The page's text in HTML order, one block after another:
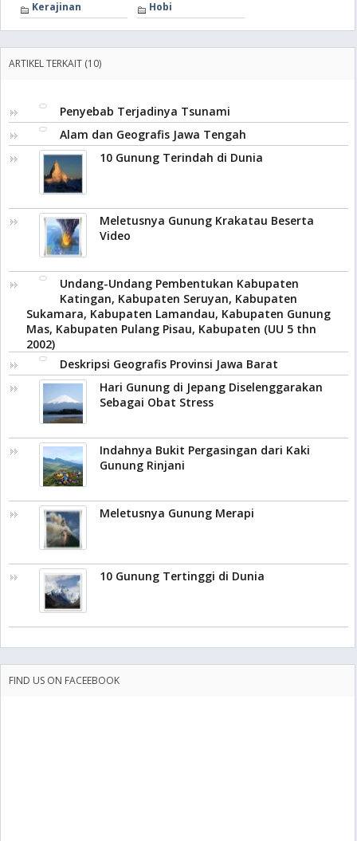
Kerajinan Hobi
ARTIKEL TERKAIT (10)
Penyebab Terjadinya Tsunami
Alam dan Geografis Jawa Tengah
10 Gunung Terindah di Dunia
Meletusnya Gunung Krakatau Beserta
Video
Undang-Undang Pembentukan Kabupaten
Katingan, Kabupaten Seruyan, Kabupaten
Sukamara, Kabupaten Lamandau, Kabupaten Gunung
Mas, Kabupaten Pulang Pisau, Kabupaten (UU 5 thn
2002)
Deskripsi Geografis Provinsi Jawa Barat
Hari Gunung di Jepang Diselenggarakan
Sebagai Obat Stress
Indahnya Bukit Pergasingan dari Kaki
Gunung Rinjani
Meletusnya Gunung Merapi
10 Gunung Tertinggi di Dunia
FIND US ON FACEEBOOK